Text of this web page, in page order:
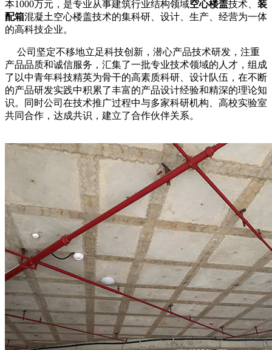
本1000万元，是专业从事建筑行业结构领域空心楼盖技术、 装
配箱混凝土空心楼盖技术的集科研、设计、生产、经营为一体
的高科技企业。
公司坚定不移地立足科技创新，潜心产品技术研发，注重
产品品质和诚信服务，汇集了一批专业技术领域的人才，组成
了以中青年科技精英为骨干的高素质科研、设计队伍，在不断
的产品研发实践中积累了丰富的产品设计经验和精深的理论知
识。同时公司在技术推广过程中与多家科研机构、高校实验室
共同合作，达成共识，建立了合作伙伴关系。